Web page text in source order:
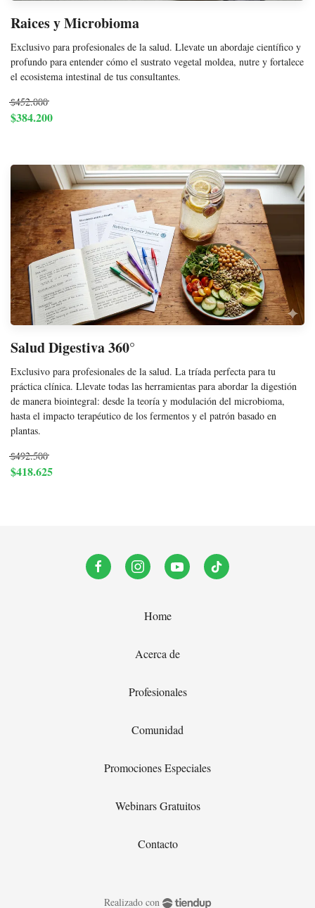
Raices y Microbioma
Exclusivo para profesionales de la salud. Llevate un abordaje científico y
profundo para entender cómo el sustrato vegetal moldea, nutre y fortalece
el ecosistema intestinal de tus consultantes.
$452.000
$384.200
Salud Digestiva 360°
Exclusivo para profesionales de la salud. La tríada perfecta para tu
práctica clínica. Llevate todas las herramientas para abordar la digestión
de manera biointegral: desde la teoría y modulación del microbioma,
hasta el impacto terapéutico de los fermentos y el patrón basado en
plantas.
$492.500
$418.625
Home
Acerca de
Profesionales
Comunidad
Promociones Especiales
Webinars Gratuitos
Contacto
Realizado con